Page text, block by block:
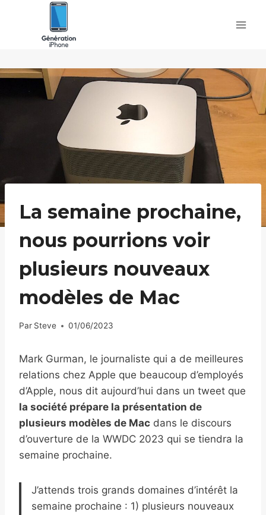
La semaine prochaine,
nous pourrions voir
plusieurs nouveaux
modèles de Mac
Par Steve 01/06/2023
Mark Gurman, le journaliste qui a de meilleures
relations chez Apple que beaucoup d’employés
d’Apple, nous dit aujourd’hui dans un tweet que
la société prépare la présentation de
plusieurs modèles de Mac dans le discours
d’ouverture de la WWDC 2023 qui se tiendra la
semaine prochaine.
J’attends trois grands domaines d’intérêt la
semaine prochaine : 1) plusieurs nouveaux